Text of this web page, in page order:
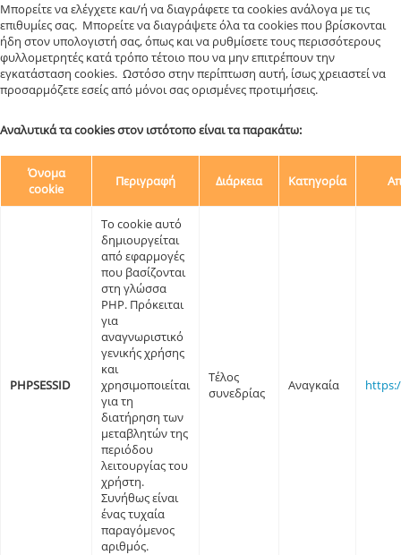
Μπορείτε να ελέγχετε και/ή να διαγράφετε τα cookies ανάλογα με τις
επιθυμίες σας. Μπορείτε να διαγράψετε όλα τα cookies που βρίσκονται
ήδη στον υπολογιστή σας, όπως και να ρυθμίσετε τους περισσότερους
φυλλομετρητές κατά τρόπο τέτοιο που να μην επιτρέπουν την
εγκατάσταση cookies. Ωστόσο στην περίπτωση αυτή, ίσως χρειαστεί να
προσαρμόζετε εσείς από μόνοι σας ορισμένες προτιμήσεις.
Αναλυτικά τα cookies στον ιστότοπο είναι τα παρακάτω:
Όνομα
cookie
Περιγραφή Διάρκεια Κατηγορία
PHPSESSID
Το cookie αυτό
δημιουργείται
από εφαρμογές
που βασίζονται
στη γλώσσα
PHP. Πρόκειται
για
αναγνωριστικό
γενικής χρήσης
και
χρησιμοποιείται
για τη
διατήρηση των
μεταβλητών της
περιόδου
λειτουργίας του
χρήστη.
Συνήθως είναι
ένας τυχαία
παραγόμενος
αριθμός.
Τέλος
συνεδρίας
Αναγκαία